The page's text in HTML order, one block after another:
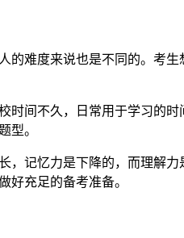
难度来说也是不同的。考
间不久，日常用于学习的
型。
记忆力是下降的，而理解
好充足的备考准备。